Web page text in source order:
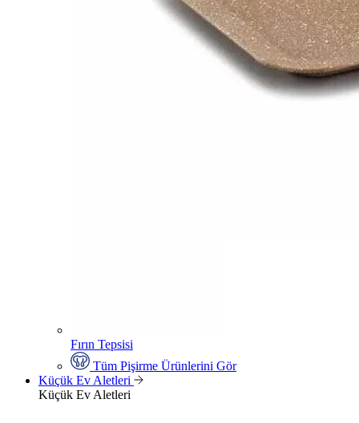
Fırın Tepsisi
Tüm Pişirme Ürünlerini Gör
Küçük Ev Aletleri
Küçük Ev Aletleri